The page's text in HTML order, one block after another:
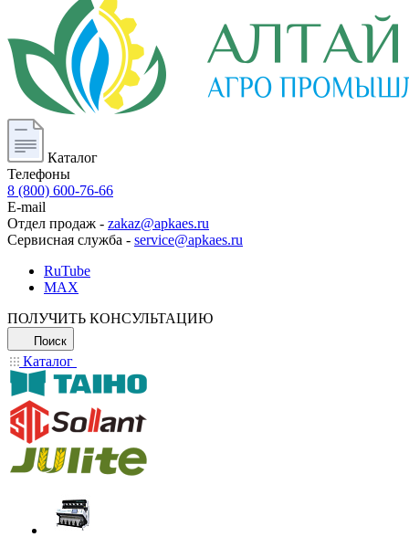
Каталог
Телефоны
8 (800) 600-76-66
E-mail
Отдел продаж - zakaz@apkaes.ru
Сервисная служба - service@apkaes.ru
RuTube
MAX
ПОЛУЧИТЬ КОНСУЛЬТАЦИЮ
Поиск
Каталог